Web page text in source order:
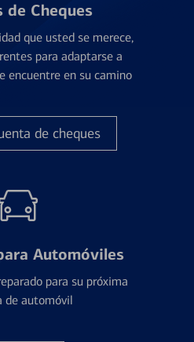
de Cheques
que usted se merece,
para adaptarse a
encuentre en su camino
de cheques
Automóviles
para su próxima
de automóvil